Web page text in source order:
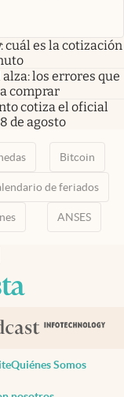
cuál es la cotización
los errores que
comprar
cotiza el oficial
de agosto
Bitcoin
de feriados
ANSES
pestañapestaña
en nueva pestaña
en nueva pestaña
Quiénes Somos